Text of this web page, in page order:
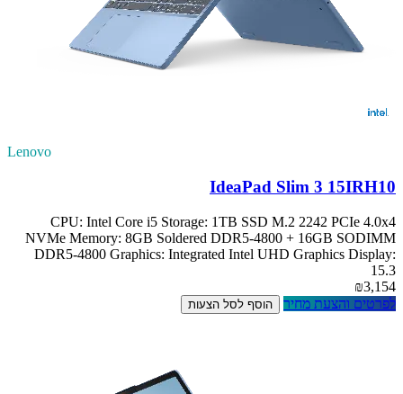
Lenovo
IdeaPad Slim 3 15IRH10
CPU: Intel Core i5 Storage: 1TB SSD M.2 2242 PCIe 4.0x4
NVMe Memory: 8GB Soldered DDR5-4800 + 16GB SODIMM
DDR5-4800 Graphics: Integrated Intel UHD Graphics Display:
15.3
₪3,154
לפרטים והצעת מחיר
הוסף לסל הצעות